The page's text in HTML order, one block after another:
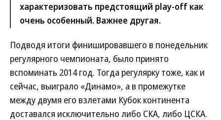
характеризовать предстоящий play-off как
очень особенный. Важнее другая.
Подводя итоги финишировавшего в понедельник
регулярного чемпионата, было принято
вспоминать 2014 год. Тогда регулярку тоже, как и
сейчас, выиграло «Динамо», а в промежутке
между двумя его взлетами Кубок континента
доставался исключительно либо СКА, либо ЦСКА.